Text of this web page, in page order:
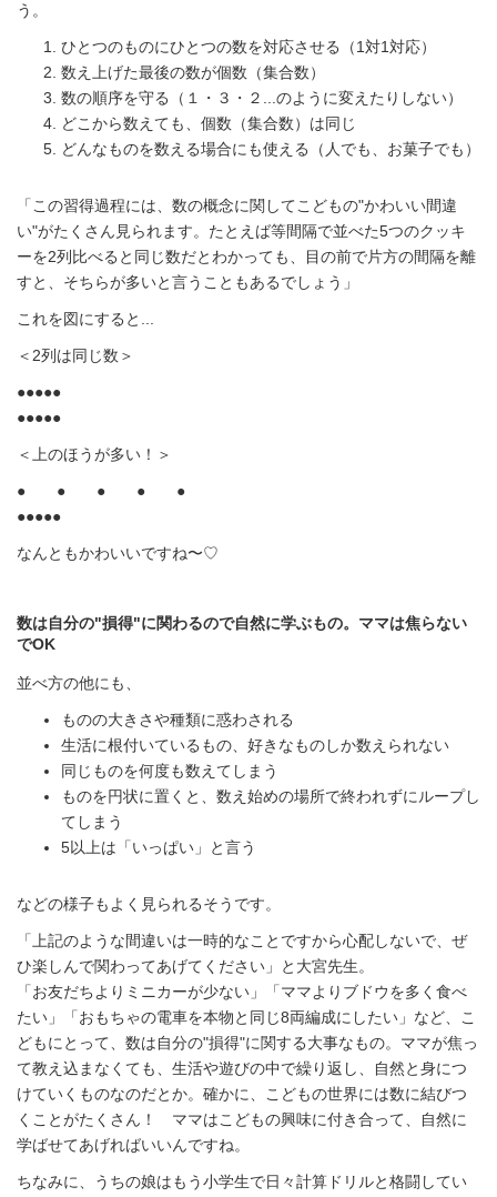
う。
ひとつのものにひとつの数を対応させる（1対1対応）
数え上げた最後の数が個数（集合数）
数の順序を守る（１・３・２...のように変えたりしない）
どこから数えても、個数（集合数）は同じ
どんなものを数える場合にも使える（人でも、お菓子でも）
「この習得過程には、数の概念に関してこどもの"かわいい間違
い"がたくさん見られます。たとえば等間隔で並べた5つのクッキ
ーを2列比べると同じ数だとわかっても、目の前で片方の間隔を離
すと、そちらが多いと言うこともあるでしょう」
これを図にすると...
＜2列は同じ数＞
●●●●●
●●●●●
＜上のほうが多い！＞
● ● ● ● ●
●●●●●
なんともかわいいですね〜♡
数は自分の"損得"に関わるので自然に学ぶもの。ママは焦らない
でOK
並べ方の他にも、
ものの大きさや種類に惑わされる
生活に根付いているもの、好きなものしか数えられない
同じものを何度も数えてしまう
ものを円状に置くと、数え始めの場所で終われずにループし
てしまう
5以上は「いっぱい」と言う
などの様子もよく見られるそうです。
「上記のような間違いは一時的なことですから心配しないで、ぜ
ひ楽しんで関わってあげてください」と大宮先生。
「お友だちよりミニカーが少ない」「ママよりブドウを多く食べ
たい」「おもちゃの電車を本物と同じ8両編成にしたい」など、こ
どもにとって、数は自分の"損得"に関する大事なもの。ママが焦っ
て教え込まなくても、生活や遊びの中で繰り返し、自然と身につ
けていくものなのだとか。確かに、こどもの世界には数に結びつ
くことがたくさん！ ママはこどもの興味に付き合って、自然に
学ばせてあげればいいんですね。
ちなみに、うちの娘はもう小学生で日々計算ドリルと格闘してい